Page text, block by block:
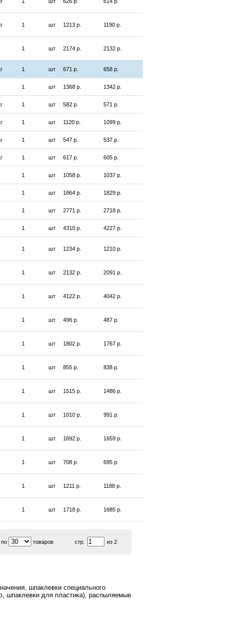
1 шт 1213 р. 1190 р.
1 шт 2174 р. 2132 р.
1 шт 671 р. 658 р.
1 шт 1368 р. 1342 р.
1 шт 582 р. 571 р.
1 шт 1120 р. 1099 р.
1 шт 547 р. 537 р.
1 шт 617 р. 605 р.
1 шт 1058 р. 1037 р.
1 шт 1864 р. 1829 р.
1 шт 2771 р. 2718 р.
1 шт 4310 р. 4227 р.
1 шт 1234 р. 1210 р.
1 шт 2132 р. 2091 р.
1 шт 4122 р. 4042 р.
1 шт 496 р. 487 р.
1 шт 1802 р. 1767 р.
1 шт 855 р. 838 р.
1 шт 1515 р. 1486 р.
1 шт 1010 р. 991 р.
1 шт 1692 р. 1659 р.
1 шт 708 р. 695 р.
1 шт 1211 р. 1188 р.
1 шт 1718 р. 1685 р.
товаров стр. из 2
шпаклевки специального
шпаклевки для пластика), распыляемые